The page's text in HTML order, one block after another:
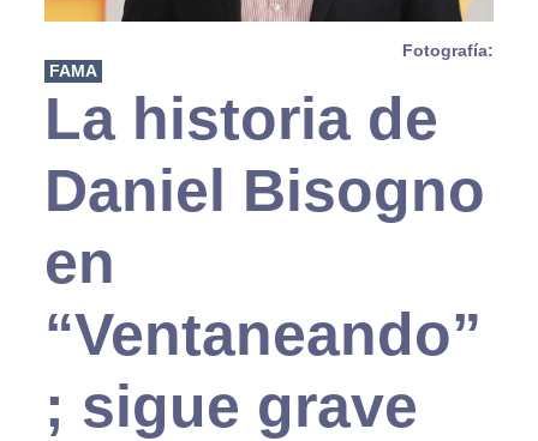
Fotografía:
FAMA
La historia de
Daniel Bisogno
en
“Ventaneando”
; sigue grave